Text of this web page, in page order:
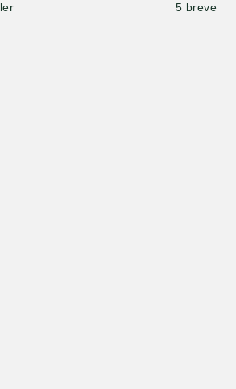
5 breve